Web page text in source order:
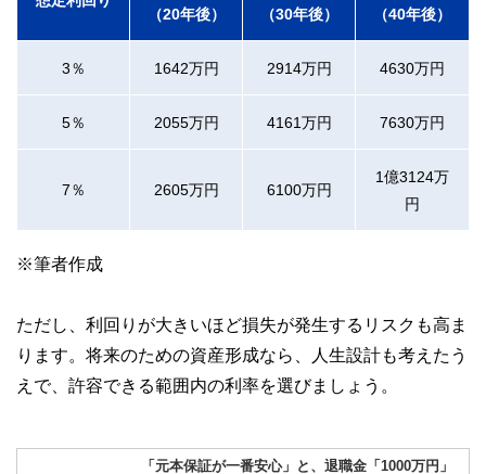
（20年後）
（30年後） （40年後）
3％ 1642万円 2914万円 4630万円
5％ 2055万円 4161万円 7630万円
7％ 2605万円 6100万円
1億3124万
円
※筆者作成
ただし、利回りが大きいほど損失が発生するリスクも高ま
ります。将来のための資産形成なら、人生設計も考えたう
えで、許容できる範囲内の利率を選びましょう。
「元本保証が一番安心」と、退職金「1000万円」